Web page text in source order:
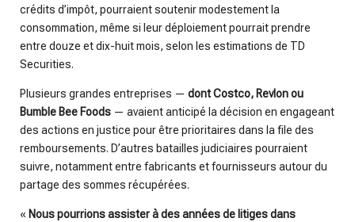
crédits d’impôt, pourraient soutenir modestement la
consommation, même si leur déploiement pourrait prendre
entre douze et dix-huit mois, selon les estimations de TD
Securities.
Plusieurs grandes entreprises — dont Costco, Revlon ou
Bumble Bee Foods — avaient anticipé la décision en engageant
des actions en justice pour être prioritaires dans la file des
remboursements. D’autres batailles judiciaires pourraient
suivre, notamment entre fabricants et fournisseurs autour du
partage des sommes récupérées.
« Nous pourrions assister à des années de litiges dans